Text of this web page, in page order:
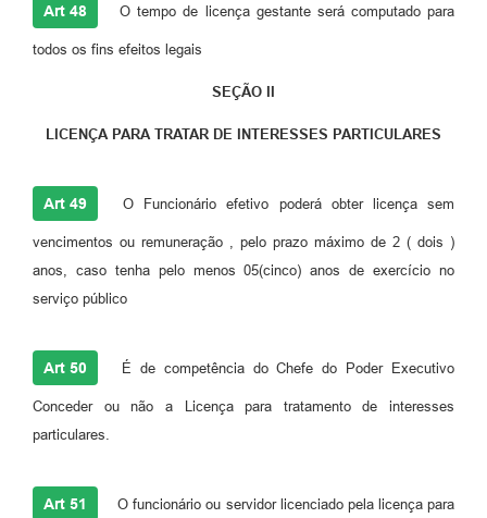
Art 48 O tempo de licença gestante será computado para
todos os fins efeitos legais
SEÇÃO II
LICENÇA PARA TRATAR DE INTERESSES PARTICULARES
Art 49 O Funcionário efetivo poderá obter licença sem
vencimentos ou remuneração , pelo prazo máximo de 2 ( dois )
anos, caso tenha pelo menos 05(cinco) anos de exercício no
serviço público
Art 50 É de competência do Chefe do Poder Executivo
Conceder ou não a Licença para tratamento de interesses
particulares.
Art 51 O funcionário ou servidor licenciado pela licença para